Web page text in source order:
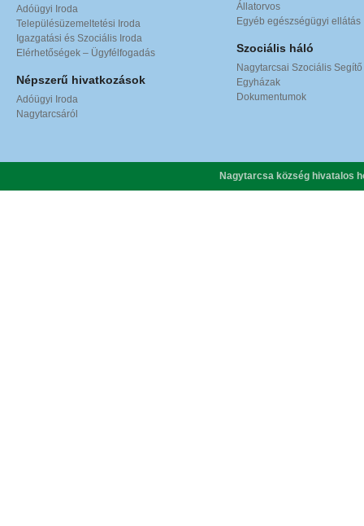
Adóügyi Iroda
Településüzemeltetési Iroda
Igazgatási és Szociális Iroda
Elérhetőségek – Ügyfélfogadás
Népszerű hivatkozások
Adóügyi Iroda
Nagytarcsáról
Állatorvos
Egyéb egészségügyi ellátás
Szociális háló
Nagytarcsai Szociális
Egyházak
Dokumentumok
Nagytarcsa község hivatalos